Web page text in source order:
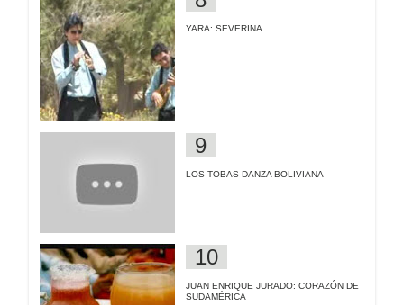
YARA: SEVERINA
LOS TOBAS DANZA BOLIVIANA
JUAN ENRIQUE JURADO: CORAZÓN DE
SUDAMÉRICA